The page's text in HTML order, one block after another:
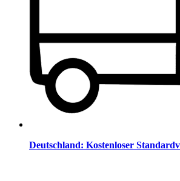
Deutschland: Kostenloser